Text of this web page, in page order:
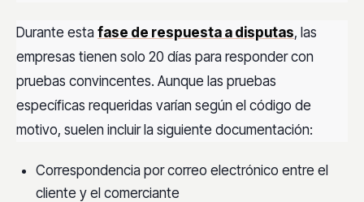
Durante esta fase de respuesta a disputas, las
empresas tienen solo 20 días para responder con
pruebas convincentes. Aunque las pruebas
específicas requeridas varían según el código de
motivo, suelen incluir la siguiente documentación:
Correspondencia por correo electrónico entre el
cliente y el comerciante